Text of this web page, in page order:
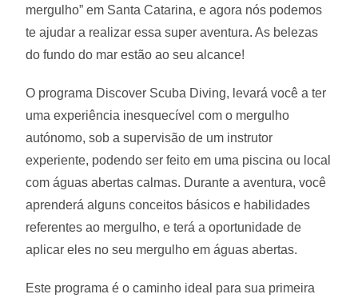
mergulho” em Santa Catarina, e agora nós podemos
te ajudar a realizar essa super aventura. As belezas
do fundo do mar estão ao seu alcance!
O programa Discover Scuba Diving, levará você a ter
uma experiência inesquecível com o mergulho
autónomo, sob a supervisão de um instrutor
experiente, podendo ser feito em uma piscina ou local
com águas abertas calmas. Durante a aventura, você
aprenderá alguns conceitos básicos e habilidades
referentes ao mergulho, e terá a oportunidade de
aplicar eles no seu mergulho em águas abertas.
Este programa é o caminho ideal para sua primeira